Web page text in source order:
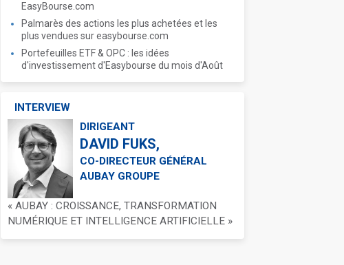
EasyBourse.com
Palmarès des actions les plus achetées et les
plus vendues sur easybourse.com
Portefeuilles ETF & OPC : les idées
d'investissement d'Easybourse du mois d'Août
INTERVIEW
DIRIGEANT
DAVID FUKS,
CO-DIRECTEUR GÉNÉRAL
AUBAY GROUPE
« AUBAY : CROISSANCE, TRANSFORMATION
NUMÉRIQUE ET INTELLIGENCE ARTIFICIELLE »